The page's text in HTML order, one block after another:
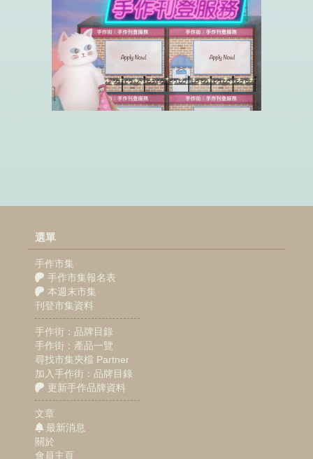
選單
手作市集
手作市集報名表
本週末市集
刊登市集資料
手作街：品牌目錄
手作街：產品一覽
尋找市集夾檔 Partner
加入手作街：品牌目錄
更新手作品牌資料
文章
最新消息
關於
會員主頁